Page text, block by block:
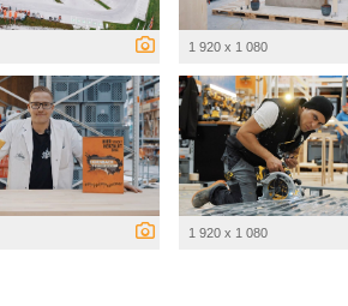
1 920 x 1 080
1 920 x 1 080